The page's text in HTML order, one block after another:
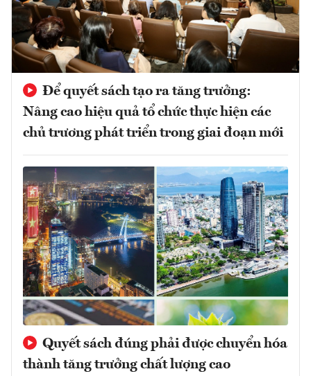
Để quyết sách tạo ra tăng trưởng:
Nâng cao hiệu quả tổ chức thực hiện các
chủ trương phát triển trong giai đoạn mới
Quyết sách đúng phải được chuyển hóa
thành tăng trưởng chất lượng cao